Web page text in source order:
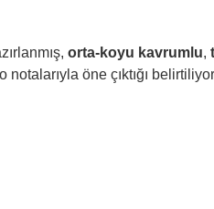
orta-koyu kavrumlu,
notalarıyla öne çıktığı